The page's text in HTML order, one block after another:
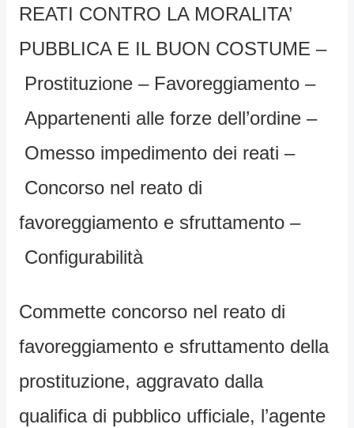
REATI CONTRO LA MORALITA’
PUBBLICA E IL BUON COSTUME –
Prostituzione – Favoreggiamento –
Appartenenti alle forze dell’ordine –
Omesso impedimento dei reati –
Concorso nel reato di
favoreggiamento e sfruttamento –
Configurabilità
Commette concorso nel reato di
favoreggiamento e sfruttamento della
prostituzione, aggravato dalla
qualifica di pubblico ufficiale, l’agente